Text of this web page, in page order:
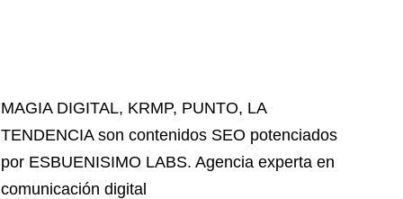
MAGIA DIGITAL, KRMP, PUNTO, LA
TENDENCIAson contenidos SEO potenciados
por ESBUENISIMO LABS. Agencia experta en
comunicación digital